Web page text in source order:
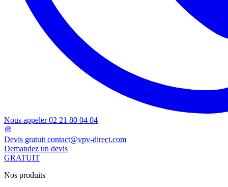
Nous appeler02 21 80 04 04
Devis gratuit contact@vpv-direct.com
Demandez un devis
GRATUIT
Nos produits